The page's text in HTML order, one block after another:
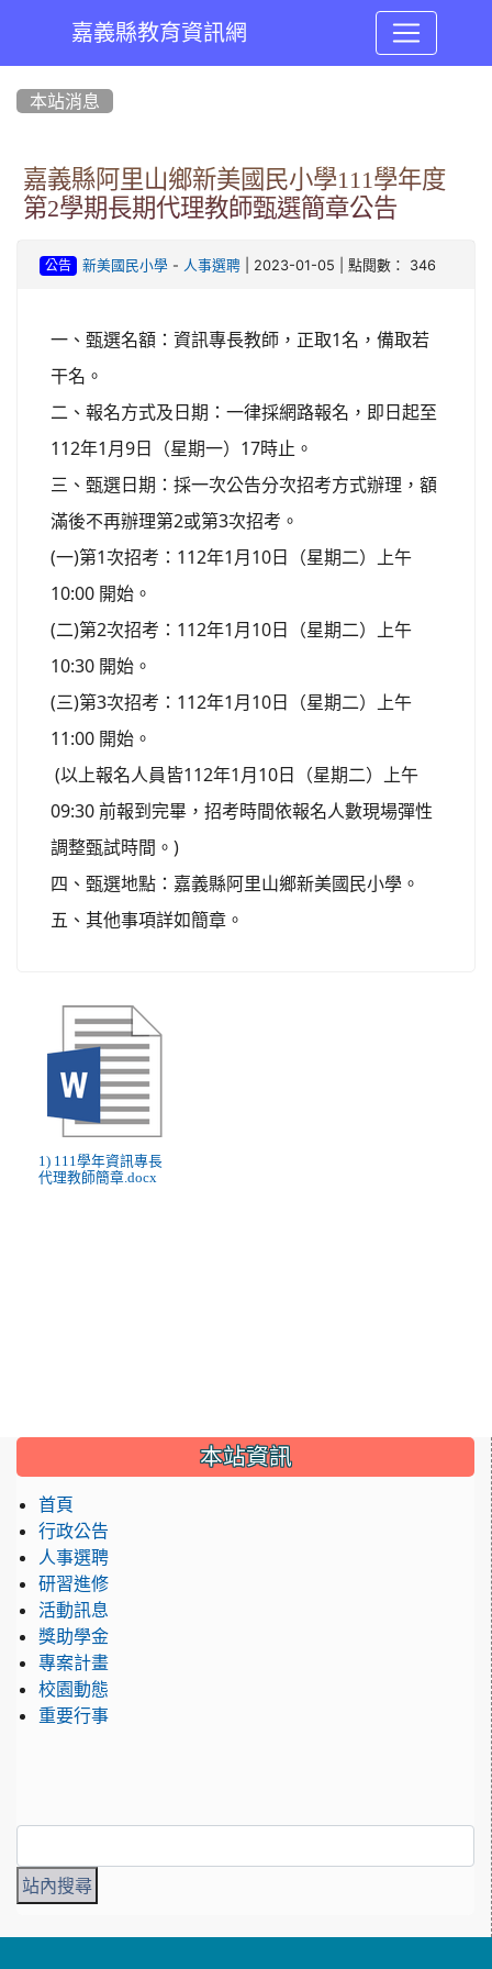
嘉義縣教育資訊網
本站消息
嘉義縣阿里山鄉新美國民小學111學年度
第2學期長期代理教師甄選簡章公告
公告 新美國民小學- 人事選聘| 2023-01-05 | 點閱數： 346
一、甄選名額： 資訊專長教師， 正取1名 ，備取若
干名。
二、報名方式及日期：一律採網路報名，即日起至
112年1 月 9 日（星期一） 17時止。
三、甄選日期：採一次公告分次招考方式辦理，額
滿後不再辦理第2或第3次招考。
(一)第1次招考： 112年1 月 10 日（星期二）上午
10:00 開始。
(二)第2次招考： 112年1 月 10 日（星期二）上午
10:30 開始。
(三)第3次招考： 112年1 月 10 日（星期二）上午
11:00 開始。
(以上報名人員皆112年1 月 10 日（星期二）上午
09:30 前報到完畢，招考時間依報名人數現場彈性
調整甄試時間。 )
四、甄選地點：嘉義縣阿里山鄉新美國民小學。
五、其他事項詳如簡章。
1) 111學年資訊專長
代理教師簡章.docx
::: 本站資訊
首頁
行政公告
人事選聘
研習進修
活動訊息
獎助學金
專案計畫
校園動態
重要行事